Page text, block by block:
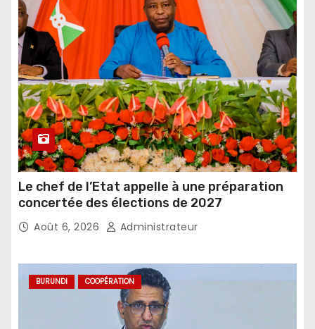
Le chef de l’Etat appelle à une préparation
concertée des élections de 2027
Août 6, 2026 Administrateur
BURUNDI COOPÉRATION